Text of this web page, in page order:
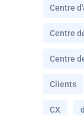
Centre
Centre
Centre
Clients
CX